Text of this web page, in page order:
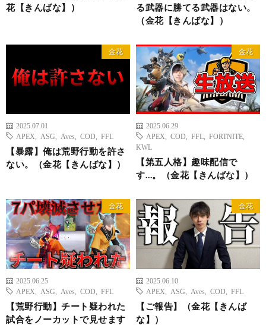
花【きんばな】）
る武器に勝てる武器はない。
（金花【きんばな】）
金花
2025.07.01
APEX
ASG Aves COD FFL
【暴露】俺は荒野行動を許さ
ない。（金花【きんばな】）
金花
2025.06.29
APEX
COD FFL FORTNITE
KWL
【第五人格】趣味配信で
す…。（金花【きんばな】）
金花
2025.06.25
APEX
ASG Aves COD FFL
【荒野行動】チート疑われた
試合をノーカットで見せます
金花
2025.06.10
APEX
ASG Aves COD FFL
【ご報告】（金花【きんば
な】）